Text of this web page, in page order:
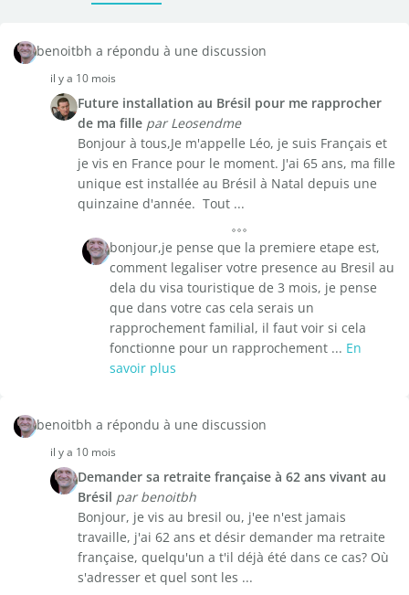
benoitbh a répondu à une discussion
il y a 10 mois
Future installation au Brésil pour me rapprocher
de ma fille par Leosendme
Bonjour à tous,Je m'appelle Léo, je suis Français et
je vis en France pour le moment. J'ai 65 ans, ma fille
unique est installée au Brésil à Natal depuis une
quinzaine d'année. Tout ...
bonjour,je pense que la premiere etape est,
comment legaliser votre presence au Bresil au
dela du visa touristique de 3 mois, je pense
que dans votre cas cela serais un
rapprochement familial, il faut voir si cela
fonctionne pour un rapprochement ... En
savoir plus
benoitbh a répondu à une discussion
il y a 10 mois
Demander sa retraite française à 62 ans vivant au
Brésil par benoitbh
Bonjour, je vis au bresil ou, j'ee n'est jamais
travaille, j'ai 62 ans et désir demander ma retraite
française, quelqu'un a t'il déjà été dans ce cas? Où
s'adresser et quel sont les ...